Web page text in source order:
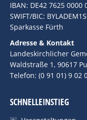
IBAN: DE42 7625 0000
SWIFT/BIC:
Sparkasse Fürth
Adresse & Kontakt
Landeskirchlicher
Waldstraße 1, 90617
Telefon: (0 91 01) 9 02
SCHNELLEINSTIEG